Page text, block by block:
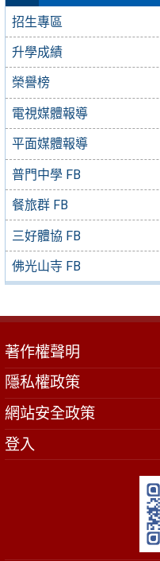
招生專區
升學成績
榮譽榜
電視媒體報導
平面媒體報導
普門中學 FB
餐旅群 FB
三好體協 FB
佛光山寺 FB
著作權聲明
隱私權政策
網站安全政策
登入